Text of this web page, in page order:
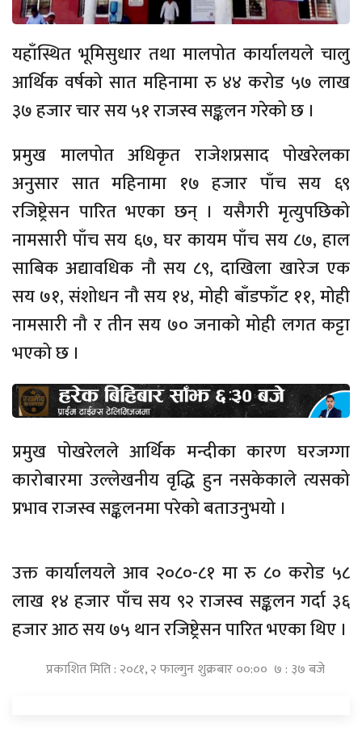
यहाँस्थित भूमिसुधार तथा मालपोत कार्यालयले चालु
आर्थिक वर्षको सात महिनामा रु ४४ करोड ५७ लाख
३७ हजार चार सय ५१ राजस्व सङ्कलन गरेको छ ।
प्रमुख मालपोत अधिकृत राजेशप्रसाद पोखरेलका
अनुसार सात महिनामा १७ हजार पाँच सय ६९
रजिष्ट्रेसन पारित भएका छन् । यसैगरी मृत्युपछिको
नामसारी पाँच सय ६७, घर कायम पाँच सय ८७, हाल
साबिक अद्यावधिक नौ सय ८९, दाखिला खारेज एक
सय ७१, संशोधन नौ सय १४, मोही बाँडफाँट ११, मोही
नामसारी नौ र तीन सय ७० जनाको मोही लगत कट्टा
भएको छ ।
प्रमुख पोखरेलले आर्थिक मन्दीका कारण घरजग्गा
कारोबारमा उल्लेखनीय वृद्धि हुन नसकेकाले त्यसको
प्रभाव राजस्व सङ्कलनमा परेको बताउनुभयो ।
उक्त कार्यालयले आव २०८०-८१ मा रु ८० करोड ५८
लाख १४ हजार पाँच सय ९२ राजस्व सङ्कलन गर्दा ३६
हजार आठ सय ७५ थान रजिष्ट्रेसन पारित भएका थिए ।
प्रकाशित मिति : २०८१, २ फाल्गुन शुक्रबार ००:०० ७ : ३७ बजे